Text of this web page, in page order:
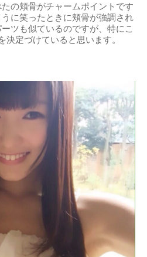
の頬骨がチャームポイントです
に笑ったときに頬骨が強調され
ツも似ているのですが、特にこ
定づけていると思います。